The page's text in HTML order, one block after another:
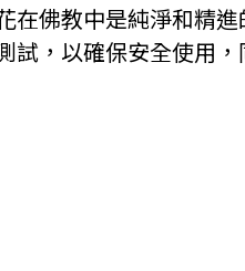
佛教中是純淨和精
，以確保安全使用